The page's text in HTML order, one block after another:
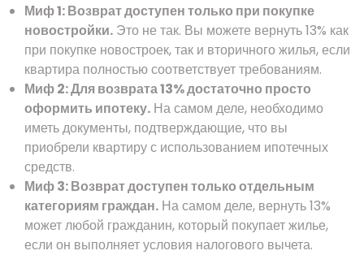
Миф 1: Возврат доступен только при покупке
новостройки. Это не так. Вы можете вернуть 13% как
при покупке новостроек, так и вторичного жилья, если
квартира полностью соответствует требованиям.
Миф 2: Для возврата 13% достаточно просто
оформить ипотеку. На самом деле, необходимо
иметь документы, подтверждающие, что вы
приобрели квартиру с использованием ипотечных
средств.
Миф 3: Возврат доступен только отдельным
категориям граждан. На самом деле, вернуть 13%
может любой гражданин, который покупает жилье,
если он выполняет условия налогового вычета.